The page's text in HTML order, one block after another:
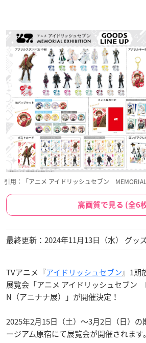
引用：「アニメ アイドリッシュセブン
高画質で見る (全6
最終更新：2024年11月13日（水） グッ
TVアニメ『アイドリッシュセブン』1期
展覧会「アニメ アイドリッシュセブン
N（アニナナ展）」が開催決定！
2025年2月15日（土）〜3月2日（日）の
ージアム原宿にて展覧会が開催されます。